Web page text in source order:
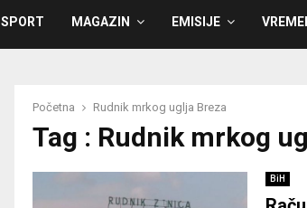
SPORT MAGAZIN EMISIJE
Početna Rudnik mrkog uglja Breza
Tag : Rudnik mrkog
BiH